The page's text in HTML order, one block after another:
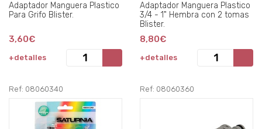
Adaptador Manguera Plastico
Para Grifo Blister.
3,60€
+detalles
Adaptador Manguera Plastico
3/4 - 1" Hembra con 2 tomas
Blister.
8,80€
+detalles
Ref: 08060340 Ref: 08060360